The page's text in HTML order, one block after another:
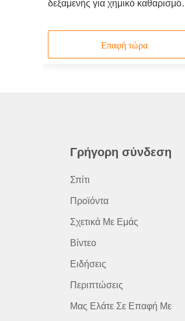
δεξαμενής για χημικό καθαρισμό
Τάγμα Σκουπίς Τάγμας Επισκευή
Επαφή τώρα
Γρήγορη σύνδεση
Σπίτι
Προϊόντα
Σχετικά Με Εμάς
Βίντεο
Ειδήσεις
Περιπτώσεις
Μας Ελάτε Σε Επαφή Με